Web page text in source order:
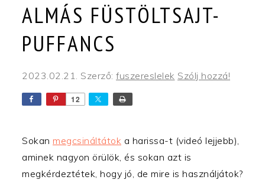
ALMÁS FÜSTÖLTSAJT-
PUFFANCS
2023.02.21. Szerző: fuszereslelek Szólj hozzá!
12
Sokan megcsináltátok a harissa-t (videó lejjebb),
aminek nagyon örülök, és sokan azt is
megkérdeztétek, hogy jó, de mire is használjátok?